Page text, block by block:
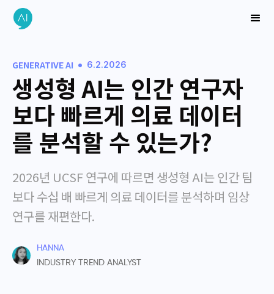
GENERATIVE AI • 6.2.2026
생성형 AI는 인간 연구자
보다 빠르게 의료 데이터
를 분석할 수 있는가?
2026년 UCSF 연구에 따르면 생성형 AI는 인간 팀
보다 수십 배 빠르게 의료 데이터를 분석하며 임상
연구를 재편한다.
HANNA
INDUSTRY TREND ANALYST